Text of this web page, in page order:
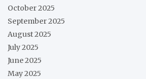
October 2025
September 2025
August 2025
July 2025
June 2025
May 2025